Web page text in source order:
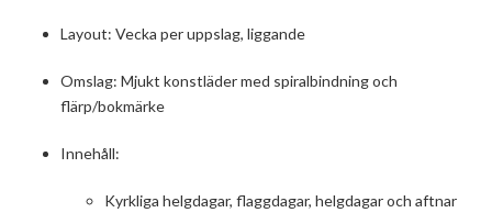
Layout: Vecka per uppslag, liggande
Omslag: Mjukt konstläder med spiralbindning och
flärp/bokmärke
Innehåll:
Kyrkliga helgdagar, flaggdagar, helgdagar och aftnar